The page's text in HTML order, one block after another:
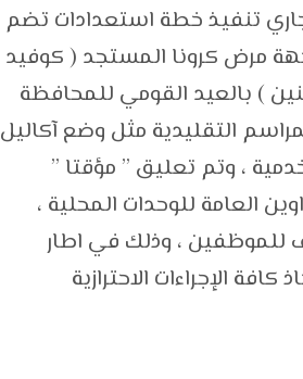
تنفيذ خطة استعدادات تضم
مرض كرونا المستجد ( كوفيد
) بالعيد القومي للمحافظة
التقليدية مثل وضع آكاليل
، وتم تعليق ” مؤقتا ”
العامة للوحدات المحلية ،
للموظفين ، وذلك في اطار
الإجراءات الاحترازية